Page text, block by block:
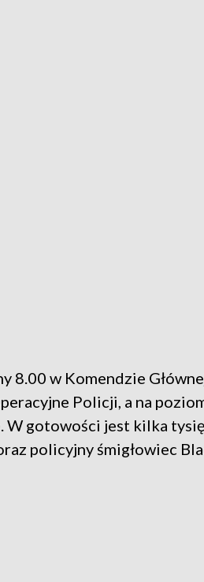
8.00 w Komendzie
Policji, a na
W gotowości jest kilka
policyjny śmigłowiec